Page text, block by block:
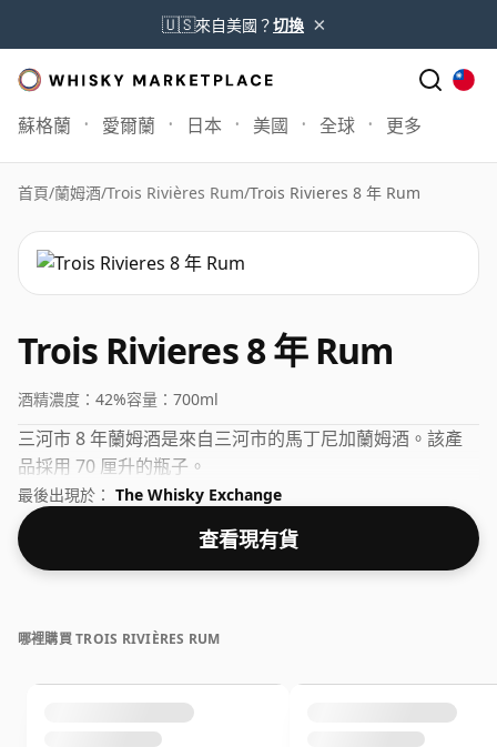
🇺🇸來自美國？切換 ×
蘇格蘭 愛爾蘭 日本 美國 全球 更多
首頁/蘭姆酒/Trois Rivières Rum/Trois Rivieres 8 年 Rum
Trois Rivieres 8 年 Rum
酒精濃度： 42%容量： 700ml
三河市 8 年蘭姆酒是來自三河市的馬丁尼加蘭姆酒。該產
品採用 70 厘升的瓶子。
最後出現於： The Whisky Exchange
查看現有貨
哪裡購買 TROIS RIVIÈRES RUM